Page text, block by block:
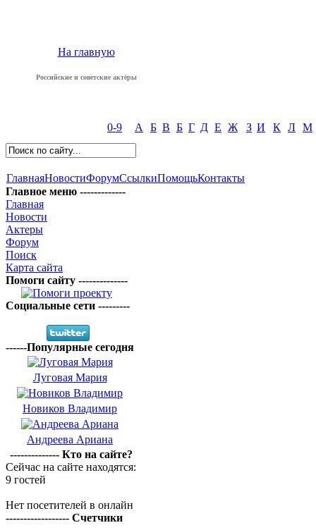
На главную
Российские и советские актёры
0-9 А Б В Б Г Д Е Ж З И К Л М
ГлавнаяНовостиФорумСсылкиПомощьКонтакты
Главное меню -------------
Главная
Новости
Актеры
Форум
Поиск
Карта сайта
Помоги сайту --------------
Социальные сети ---------
------Популярные сегодня
Луговая Мария
Новиков Владимир
Андреева Ариана
-------------- Кто на сайте?
Сейчас на сайте находятся:
9 гостей
Нет посетителей в онлайн
------------------ Счетчики